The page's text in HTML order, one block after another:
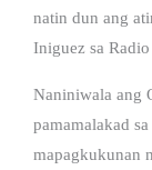
natin dun ang
Iniguez sa Radio
Naniniwala ang
pamamalakad
mapagkukunan